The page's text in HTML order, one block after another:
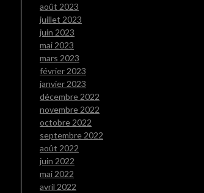
août 2023
juillet 2023
juin 2023
mai 2023
mars 2023
février 2023
janvier 2023
décembre 2022
novembre 2022
octobre 2022
septembre 2022
août 2022
juin 2022
mai 2022
avril 2022